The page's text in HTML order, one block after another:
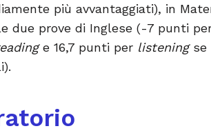
più avvantaggiati), in
due prove di Inglese (-7 punti
e 16,7 punti per listeningse